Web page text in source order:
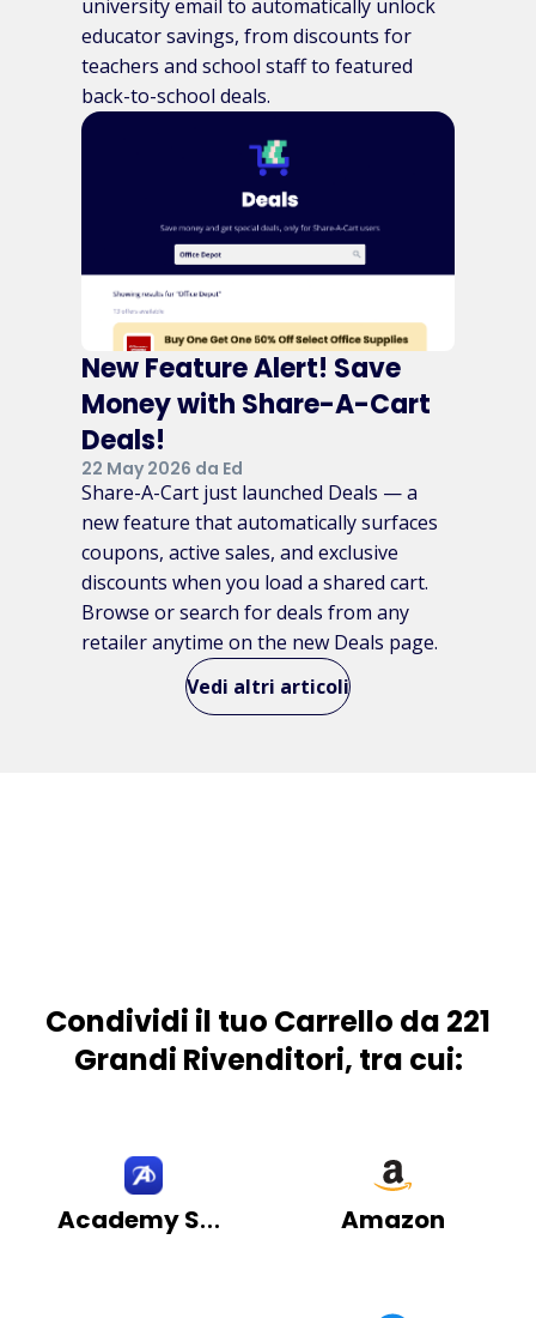
university email to automatically unlock
educator savings, from discounts for
teachers and school staff to featured
back-to-school deals.
New Feature Alert! Save
Money with Share-A-Cart
Deals!
22 May 2026 da Ed
Share-A-Cart just launched Deals — a
new feature that automatically surfaces
coupons, active sales, and exclusive
discounts when you load a shared cart.
Browse or search for deals from any
retailer anytime on the new Deals page.
Vedi altri articoli
Condividi il tuo Carrello da 221
Grandi Rivenditori, tra cui:
Academy Sports Amazon